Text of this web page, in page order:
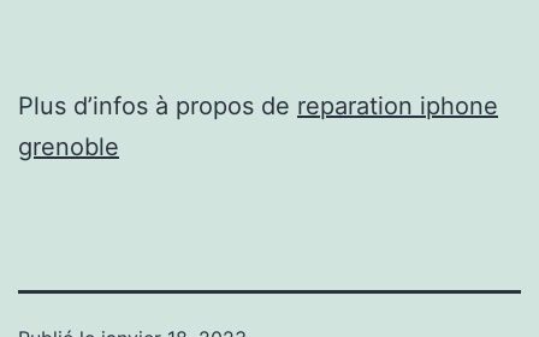
Plus d’infos à propos de reparation iphone
grenoble